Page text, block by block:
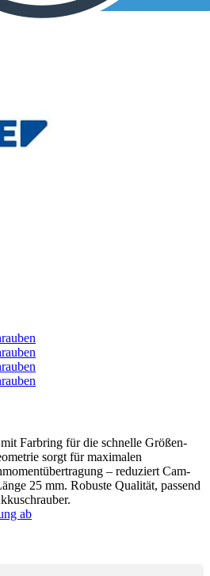
Farbring für die schnelle Größen-
sorgt für maximalen
– reduziert Cam-
25 mm. Robuste Qualität, passend
ab